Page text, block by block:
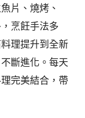
片、燒烤、
烹飪手法多
理提升到全新
斷進化。每天
完美結合，帶